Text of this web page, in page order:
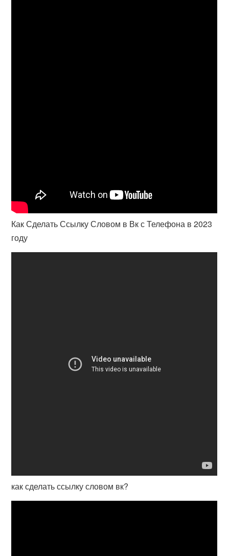
Как Сделать Ссылку Словом в Вк с Телефона в 2023
году
как сделать ссылку словом вк?